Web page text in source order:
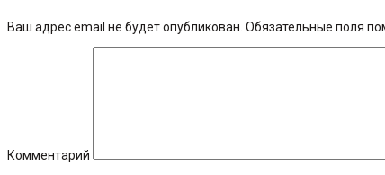
Ваш адрес email не будет опубликован. Обязательные поля
Комментарий